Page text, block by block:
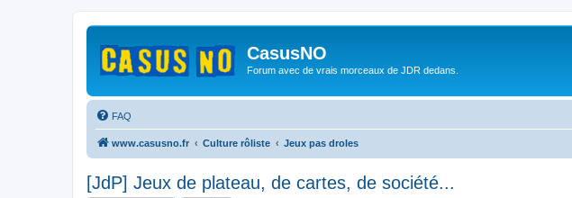
CasusNO
Forum avec de vrais morceaux de JDR dedans.
FAQ
www.casusno.fr Culture rôliste Jeux pas droles
[JdP] Jeux de plateau, de cartes, de société...